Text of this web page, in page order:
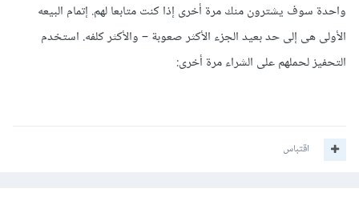
واحدة سوف يشترون منك مرة أخرى إذا كنت متابعا لهم. إتمام البيعه
الأولى هى إلى حد بعيد الجزء الأكثر صعوبة – والأكثر كلفه. استخدم
التحفيز لحملهم على الشراء مرة أخرى:
اقتباس